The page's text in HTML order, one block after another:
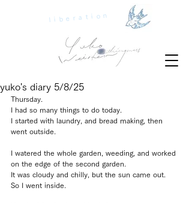
liberation
yuko's diary 5/8/25
Thursday.
I had so many things to do today.
I started with laundry, and bread making, then
went outside.
I watered the whole garden, weeding, and worked
on the edge of the second garden.
It was cloudy and chilly, but the sun came out.
So I went inside.